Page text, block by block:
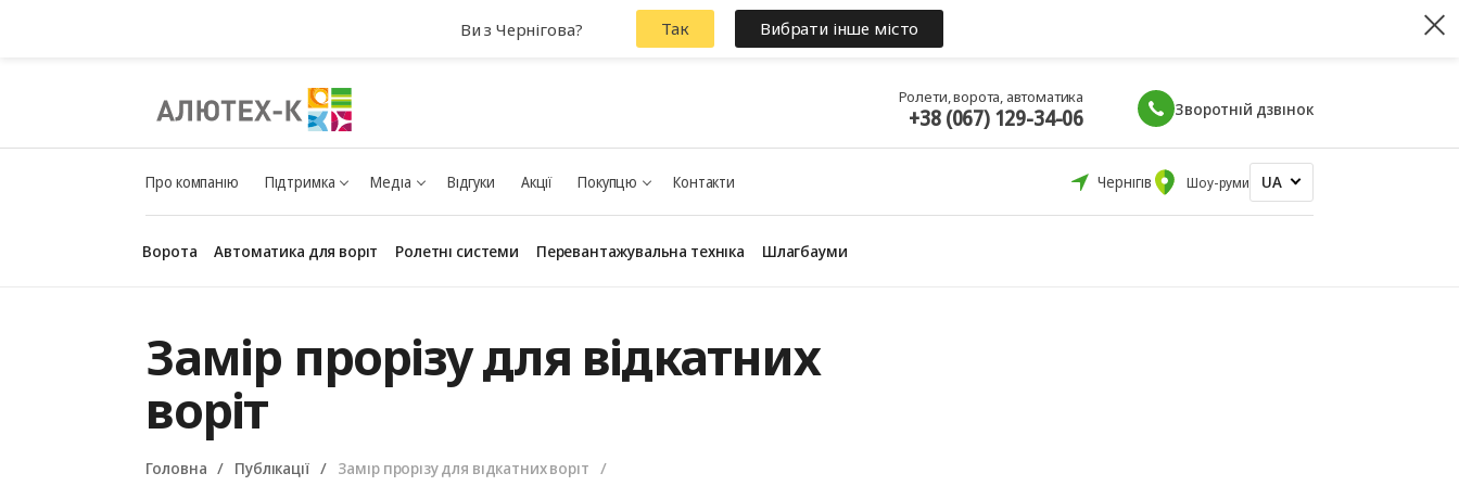
Ролети, ворота, автоматика
+38 (067) 129-34-06 Зворотній дзвінок
Про компанію Підтримка Медіа Відгуки Акції Покупцю Контакти Чернігів Шоу-руми UA
Ворота Автоматика для воріт Ролетні системи Перевантажувальна техніка Шлагбауми
Замір прорізу для відкатних
воріт
Головна Публікації Замір прорізу для відкатних воріт
Ви з Чернігова? Так Вибрати інше місто